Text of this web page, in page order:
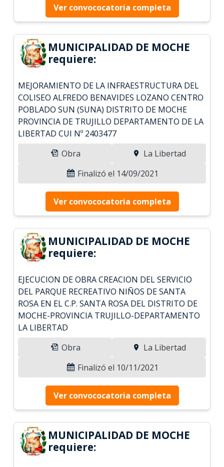
Ver convococatoria completa
MUNICIPALIDAD DE MOCHE
requiere:
MEJORAMIENTO DE LA INFRAESTRUCTURA DEL
COLISEO ALFREDO BENAVIDES LOZANO CENTRO
POBLADO SUN (SUNA) DISTRITO DE MOCHE
PROVINCIA DE TRUJILLO DEPARTAMENTO DE LA
LIBERTAD CUI Nº 2403477
Obra
La Libertad
Finalizó el 14/09/2021
Ver convococatoria completa
MUNICIPALIDAD DE MOCHE
requiere:
EJECUCION DE OBRA CREACION DEL SERVICIO
DEL PARQUE RECREATIVO NIÑOS DE SANTA
ROSA EN EL C.P. SANTA ROSA DEL DISTRITO DE
MOCHE-PROVINCIA TRUJILLO-DEPARTAMENTO
LA LIBERTAD
Obra
La Libertad
Finalizó el 10/11/2021
Ver convococatoria completa
MUNICIPALIDAD DE MOCHE
requiere: